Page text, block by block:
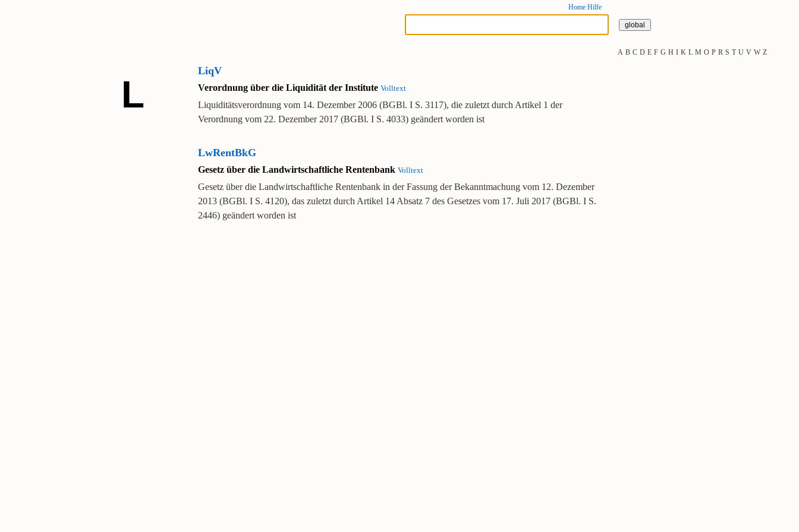
Home Hilfe
A B C D E F G H I K L M O P R S T U V W Z
L
LiqV
Verordnung über die Liquidität der InstituteVolltext
Liquiditätsverordnung vom 14. Dezember 2006 (BGBl. I S. 3117), die zuletzt durch Artikel 1 der
Verordnung vom 22. Dezember 2017 (BGBl. I S. 4033) geändert worden ist
LwRentBkG
Gesetz über die Landwirtschaftliche RentenbankVolltext
Gesetz über die Landwirtschaftliche Rentenbank in der Fassung der Bekanntmachung vom 12. Dezember
2013 (BGBl. I S. 4120), das zuletzt durch Artikel 14 Absatz 7 des Gesetzes vom 17. Juli 2017 (BGBl. I S.
2446) geändert worden ist